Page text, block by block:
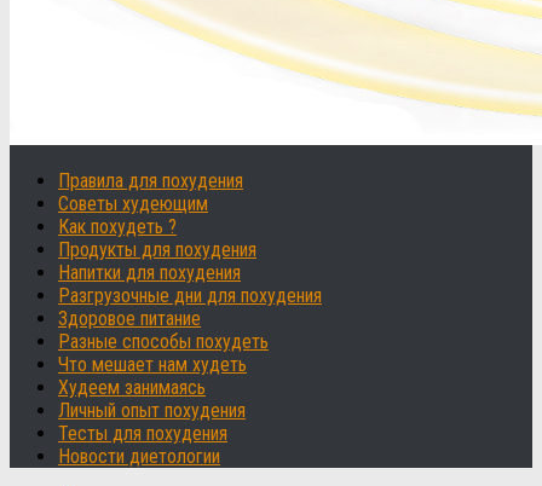
Правила для похудения
Советы худеющим
Как похудеть ?
Продукты для похудения
Напитки для похудения
Разгрузочные дни для похудения
Здоровое питание
Разные способы похудеть
Что мешает нам худеть
Худеем занимаясь
Личный опыт похудения
Тесты для похудения
Новости диетологии